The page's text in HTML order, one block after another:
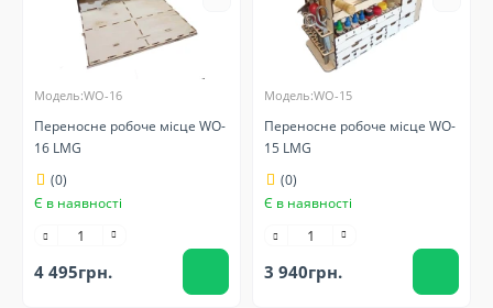
Модель:WO-16
Переносне робоче місце WO-
16 LMG
(0)
Є в наявності
4 495грн.
Модель:WO-15
Переносне робоче місце WO-
15 LMG
(0)
Є в наявності
3 940грн.